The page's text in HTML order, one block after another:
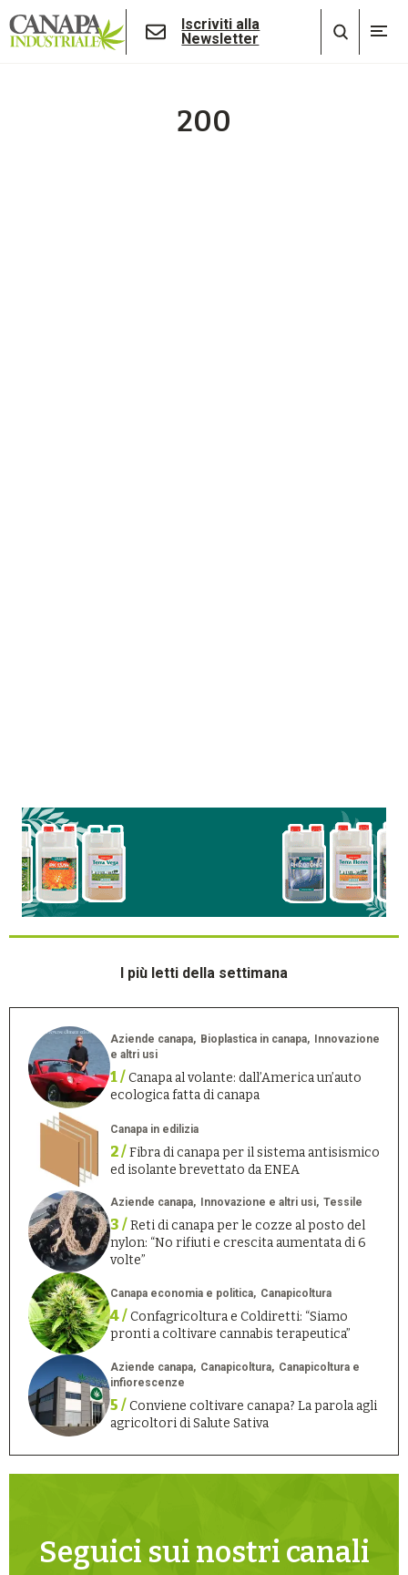
Iscriviti alla
Newsletter
200
I più letti della settimana
Aziende canapa Bioplastica in canapa
Innovazione
e altri usi
1 /Canapa al volante: dall’America un’auto
ecologica fatta di canapa
Canapa in edilizia
2 /Fibra di canapa per il sistema antisismico
ed isolante brevettato da ENEA
Aziende canapa Innovazione e altri usi Tessile
3 /Reti di canapa per le cozze al posto del
nylon: “No rifiuti e crescita aumentata di 6
volte”
Canapa economia e politica Canapicoltura
4 /Confagricoltura e Coldiretti: “Siamo
pronti a coltivare cannabis terapeutica”
Aziende canapa Canapicoltura
Canapicoltura e
infiorescenze
5 /Conviene coltivare canapa? La parola agli
agricoltori di Salute Sativa
Seguici sui nostri canali